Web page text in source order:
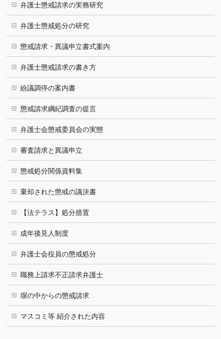
弁護士懲戒請求の実務研究
弁護士懲戒処分の研究
懲戒請求・異議申立書式案内
弁護士懲戒請求の書き方
紛議調停の案内書
懲戒請求綱紀調査の提言
弁護士会懲戒委員会の実態
審査請求と異議申立
懲戒処分関係資料集
棄却された懲戒の議決書
【法テラス】処分措置
成年後見人制度
弁護士会役員の懲戒処分
職務上請求不正請求弁護士
塀の中からの懲戒請求
マスコミ等 紹介された内容